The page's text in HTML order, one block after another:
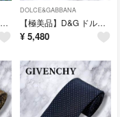
【美品】HERMES エルメス シルクネクタイ チェック柄 ブルー フランス製
DOLCE&GABBANA
【極美品】D&G ドルガバ ネクタイ ボルドー スクエア総柄 イタリア製 シルク
¥ 5,480